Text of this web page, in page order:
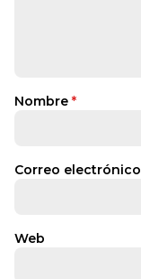
Nombre *
Correo electrónico
Web